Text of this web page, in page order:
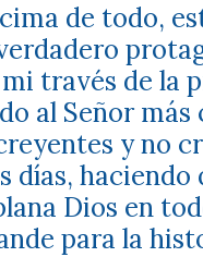
de todo,
través de la
al Señor
y no
días, haciendo
Dios en
para la